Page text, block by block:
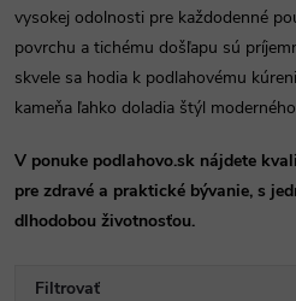
vysokej odolnosti pre každodenné
povrchu a tichému došľapu sú
skvele sa hodia k podlahovému
kameňa ľahko doladia štýl
V ponuke podlahovo.sk nájdete
pre zdravé a praktické bývanie, s
dlhodobou životnosťou.
Filtrovať